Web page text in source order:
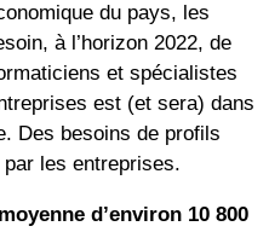
du pays, les
à l’horizon 2022, de
et spécialistes
est (et sera) dans
Des besoins de profils
les entreprises.
moyenne d’environ 10 800